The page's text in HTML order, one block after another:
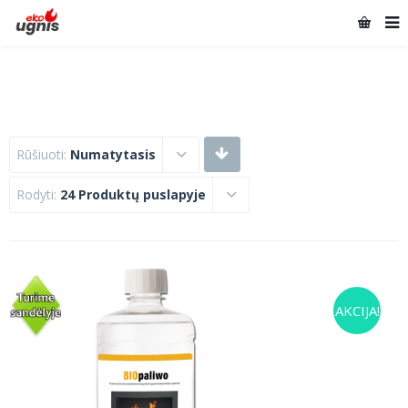
Rūšiuoti: Numatytasis
Rodyti: 24 Produktų puslapyje
AKCIJA!